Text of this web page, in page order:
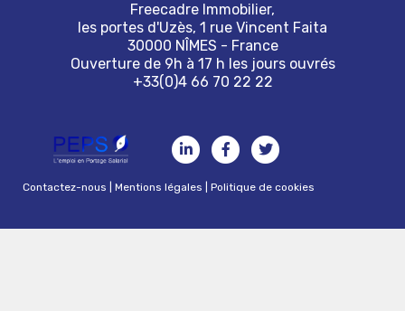
Freecadre Immobilier,
les portes d'Uzès, 1 rue Vincent Faita
30000 NÎMES - France
Ouverture de 9h à 17 h les jours ouvrés
+33(0)4 66 70 22 22
Contactez-nous |Mentions légales |Politique de cookies